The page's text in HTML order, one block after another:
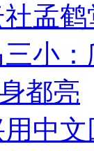
社孟
小
都亮
中